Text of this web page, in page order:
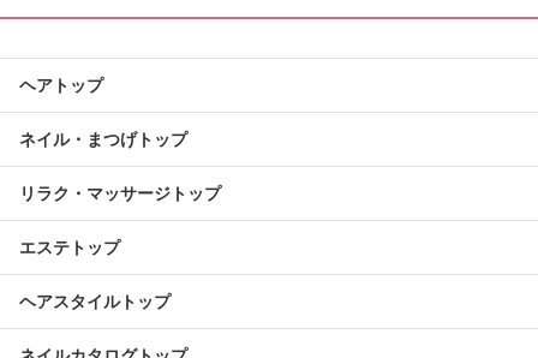
ヘアトップ
ネイル・まつげトップ
リラク・マッサージトップ
エステトップ
ヘアスタイルトップ